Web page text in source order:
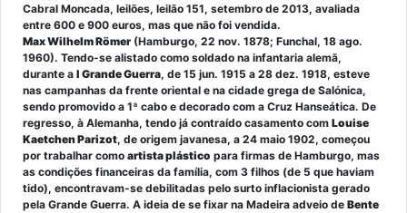
Cabral Moncada, leilões, leilão 151, setembro de 2013, avaliada
entre 600 e 900 euros, mas que não foi vendida.
Max Wilhelm Römer (Hamburgo, 22 nov. 1878; Funchal, 18 ago.
1960). Tendo-se alistado como soldado na infantaria alemã,
durante a I Grande Guerra, de 15 jun. 1915 a 28 dez. 1918, esteve
nas campanhas da frente oriental e na cidade grega de Salónica,
sendo promovido a 1ª cabo e decorado com a Cruz Hanseática. De
regresso, à Alemanha, tendo já contraído casamento com Louise
Kaetchen Parizot, de origem javanesa, a 24 maio 1902, começou
por trabalhar como artista plástico para firmas de Hamburgo, mas
as condições financeiras da família, com 3 filhos (de 5 que haviam
tido), encontravam-se debilitadas pelo surto inflacionista gerado
pela Grande Guerra. A ideia de se fixar na Madeira adveio de Bente